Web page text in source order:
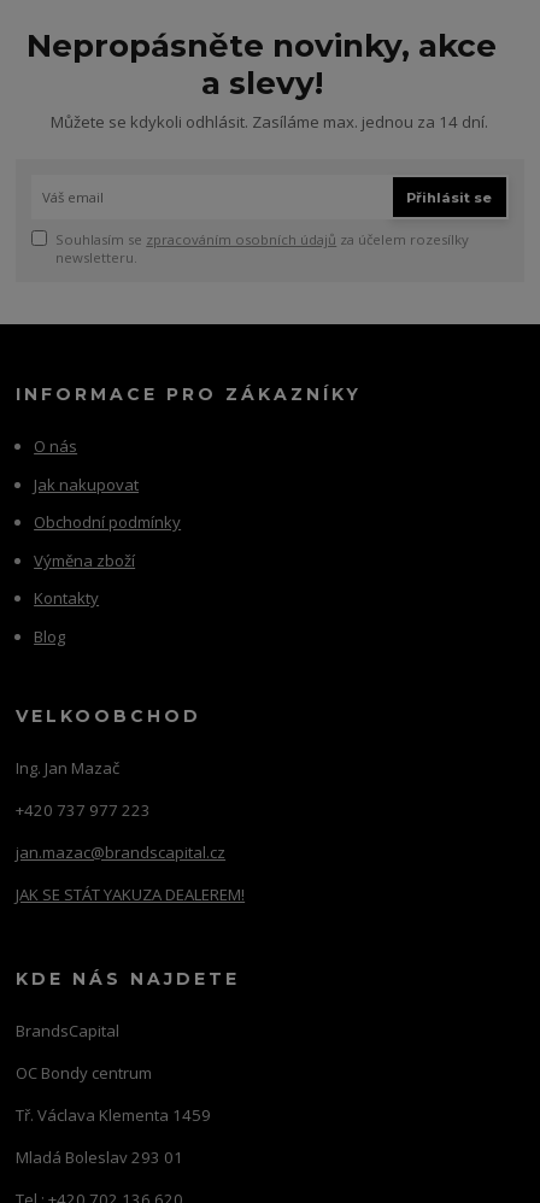
Nepropásněte novinky, akce
a slevy!
Můžete se kdykoli odhlásit. Zasíláme max. jednou za 14 dní.
Přihlásit se
Souhlasím se zpracováním osobních údajů za účelem rozesílky
newsletteru.
INFORMACE PRO ZÁKAZNÍKY
O nás
Jak nakupovat
Obchodní podmínky
Výměna zboží
Kontakty
Blog
VELKOOBCHOD
Ing. Jan Mazač
+420 737 977 223
jan.mazac@brandscapital.cz
JAK SE STÁT YAKUZA DEALEREM!
KDE NÁS NAJDETE
BrandsCapital
OC Bondy centrum
Tř. Václava Klementa 1459
Mladá Boleslav 293 01